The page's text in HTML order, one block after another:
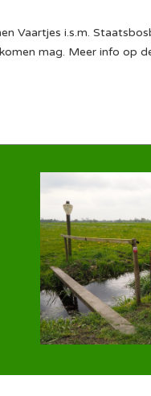
Vaartjes i.s.m.
mag. Meer info op